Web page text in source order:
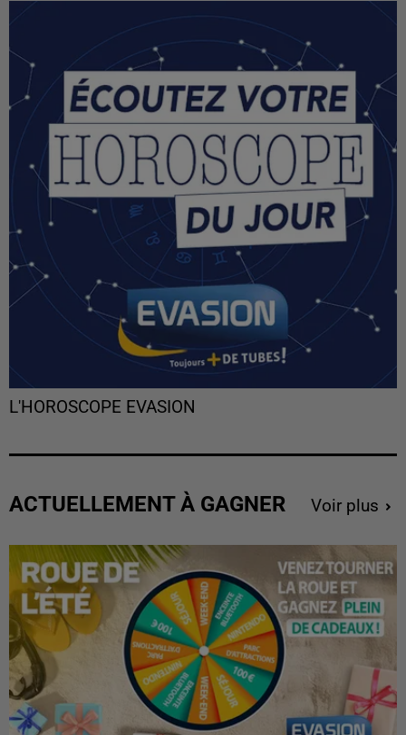
L'HOROSCOPE EVASION
ACTUELLEMENT À GAGNER Voir plus